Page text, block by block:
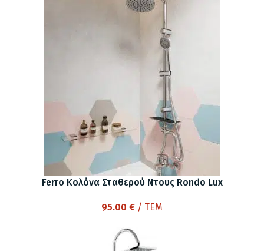
was:
τιμή
είναι:
44.00 €.
Ferro Κολόνα Σταθερού Ντους Rondo Lux
95.00 € / ΤΕΜ